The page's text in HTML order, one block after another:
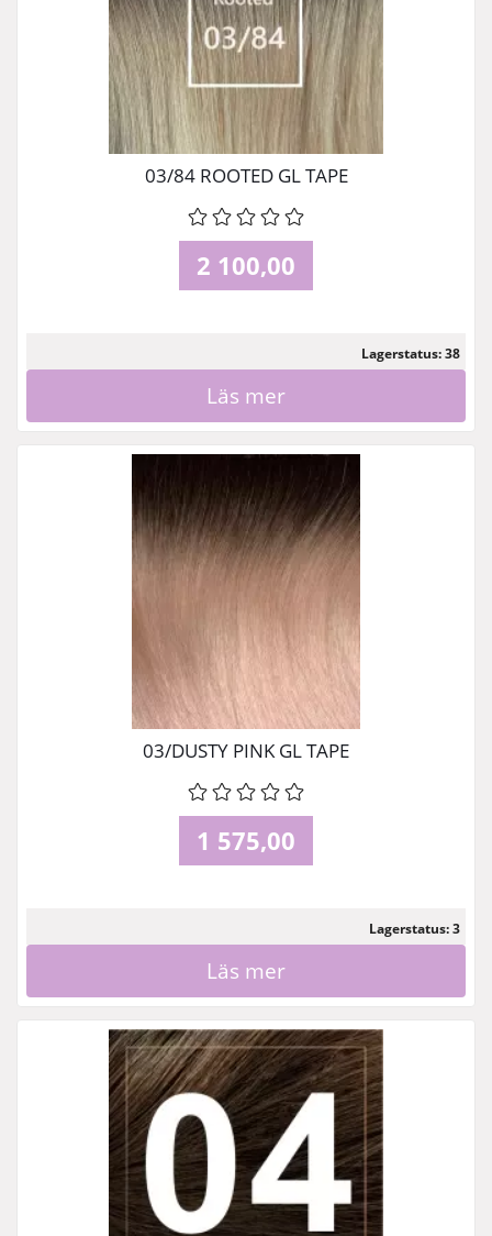
03/84 ROOTED GL TAPE
2 100,00
Lagerstatus: 38
Läs mer
03/DUSTY PINK GL TAPE
1 575,00
Lagerstatus: 3
Läs mer